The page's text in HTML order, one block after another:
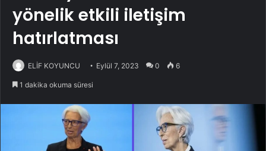
yönelik etkili iletişim
hatırlatması
ELİF KOYUNCU Eylül 7, 2023 0 6
1 dakika okuma süresi